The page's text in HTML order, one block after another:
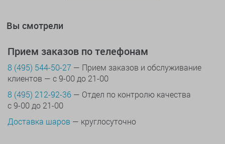
Вы смотрели
Прием заказов по телефонам
8 (495) 544-50-27 — Прием заказов и обслуживание
клиентов — с 9-00 до 21-00
8 (495) 212-92-36 — Отдел по контролю качества
с 9-00 до 21-00
Доставка шаров — круглосуточно